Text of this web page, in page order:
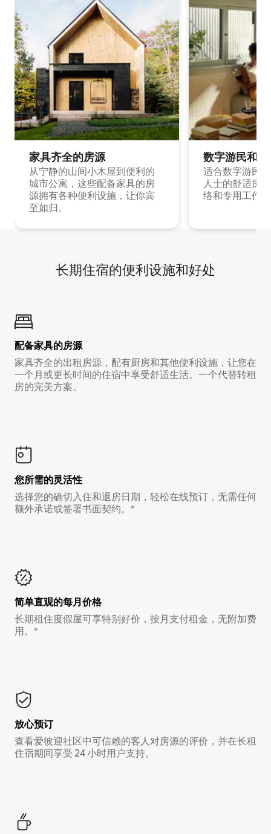
家具齐全的房源
从宁静的山间小木屋到便利的
城市公寓，这些配备家具的房
源拥有各种便利设施，让你宾
至如归。
数字游民和
适合数字游民
人士的舒适房
络和专用工作
长期住宿的便利设施和好处
配备家具的房源
家具齐全的出租房源，配有厨房和其他便利设施，让您在
一个月或更长时间的住宿中享受舒适生活。一个代替转租
房的完美方案。
您所需的灵活性
选择您的确切入住和退房日期，轻松在线预订，无需任何
额外承诺或签署书面契约。*
简单直观的每月价格
长期租住度假屋可享特别好价，按月支付租金，无附加费
用。*
放心预订
查看爱彼迎社区中可信赖的客人对房源的评价，并在长租
住宿期间享受 24 小时用户支持。